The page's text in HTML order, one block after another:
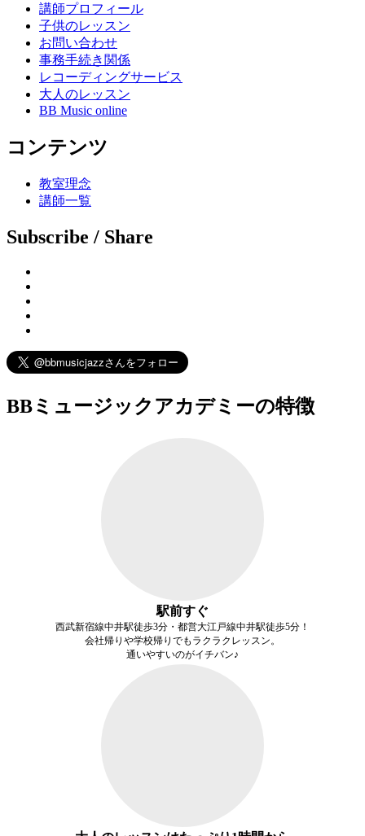
講師プロフィール
子供のレッスン
お問い合わせ
事務手続き関係
レコーディングサービス
大人のレッスン
BB Music online
コンテンツ
教室理念
講師一覧
Subscribe / Share
BBミュージックアカデミーの特徴
駅前すぐ
西武新宿線中井駅徒歩3分・都営大江戸線中井駅徒歩5分！
会社帰りや学校帰りでもラクラクレッスン。
通いやすいのがイチバン♪